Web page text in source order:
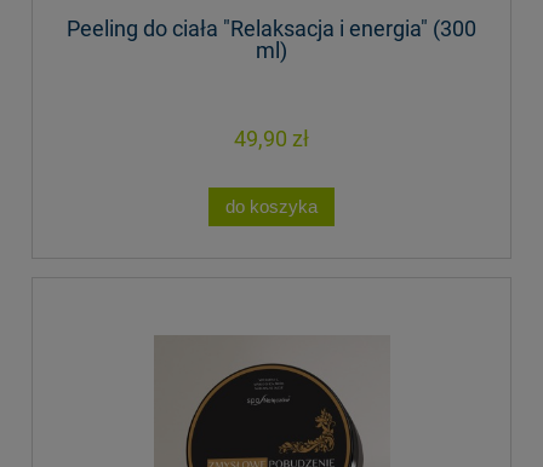
Peeling do ciała "Relaksacja i energia" (300
ml)
49,90 zł
do koszyka